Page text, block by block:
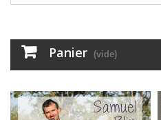
Panier (vide)